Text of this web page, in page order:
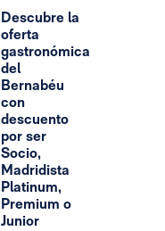
Descubre la
oferta
gastronómica
del
Bernabéu
con
descuento
por ser
Socio,
Madridista
Platinum,
Premium o
Junior